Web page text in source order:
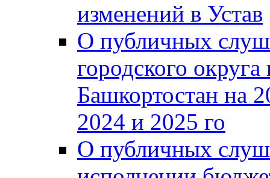
изменений в Устав
О публичных
городского
Башкортостан на
2024 и 2025 го
О публичных